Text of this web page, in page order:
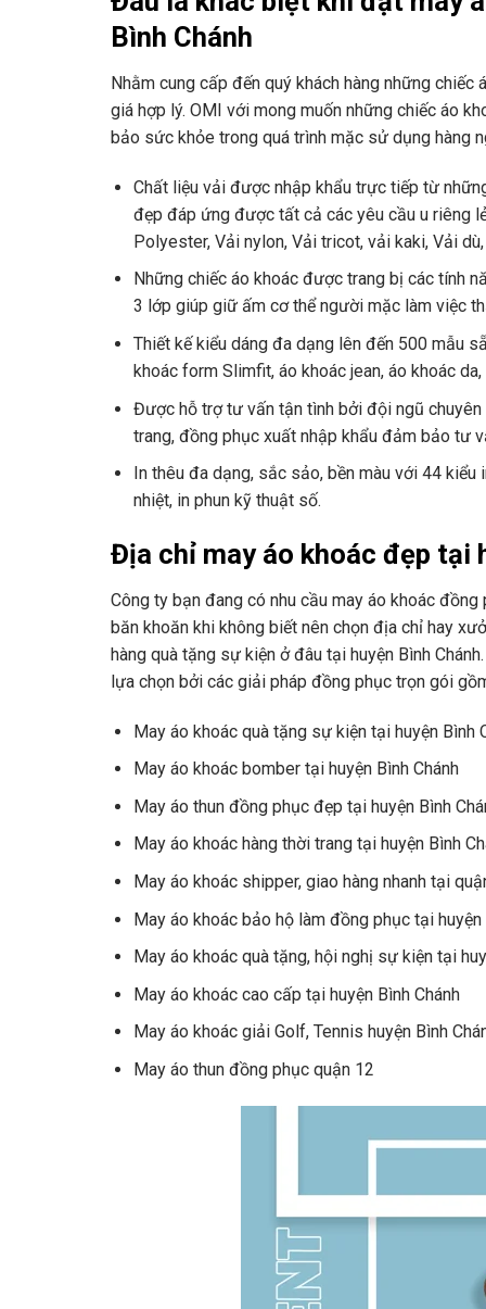
Bình Chánh
Nhằm cung cấp đến quý khách hàng những
giá hợp lý. OMI với mong muốn những chiếc áo
bảo sức khỏe trong quá trình mặc sử dụng hàng
Chất liệu vải được nhập khẩu trực tiếp từ
đẹp đáp ứng được tất cả các yêu cầu u riêng
Polyester, Vải nylon, Vải tricot, vải kaki, Vải
Những chiếc áo khoác được trang bị các tính
3 lớp giúp giữ ấm cơ thể người mặc làm việc
Thiết kế kiểu dáng đa dạng lên đến 500 mẫu
khoác form Slimfit, áo khoác jean, áo khoác
Được hỗ trợ tư vấn tận tình bởi đội ngũ
trang, đồng phục xuất nhập khẩu đảm bảo tư
In thêu đa dạng, sắc sảo, bền màu với 44 kiểu
nhiệt, in phun kỹ thuật số.
Địa chỉ may áo khoác đẹp tại
Công ty bạn đang có nhu cầu may áo khoác
băn khoăn khi không biết nên chọn địa chỉ hay
hàng quà tặng sự kiện ở đâu tại huyện Bình
lựa chọn bởi các giải pháp đồng phục trọn gói
May áo khoác quà tặng sự kiện tại huyện Bình
May áo khoác bomber tại huyện Bình Chánh
May áo thun đồng phục đẹp tại huyện Bình
May áo khoác hàng thời trang tại huyện Bình
May áo khoác shipper, giao hàng nhanh tại
May áo khoác bảo hộ làm đồng phục tại huyện
May áo khoác quà tặng, hội nghị sự kiện tại
May áo khoác cao cấp tại huyện Bình Chánh
May áo khoác giải Golf, Tennis huyện Bình
May áo thun đồng phục quận 12